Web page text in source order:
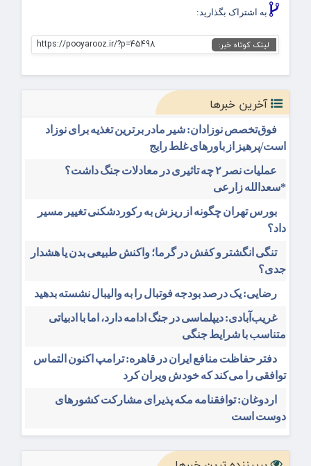
به اشتراک بگذارید:
لینک کوتاه خبر: https://pooyarooz.ir/?p=45498
آخرین خبرها
فوق‌تخصص نوزادان: شیر مادر برترین تغذیه برای نوزاد
است/پرهیز از باورهای غلط رایج
عملیات نصر ۲ چه تاثیری در معادلات جنگ داشت؟
*سعدالله زارعی
بورس تهران چگونه از ریزش به رکوردشکنی تغییر مسیر
داد؟
تنگی انگشتر و کفش در گرما؛ واکنش طبیعی بدن یا هشدار
جدی؟
رضایی: یک درصد بودجه فوتبال را به والیبال نشسته بدهید
غریب‌آبادی: دیپلماسی در جنگ ادامه دارد، اما با ادبیاتی
متناسب با شرایط جنگی
دفتر حفاظت منافع ایران در قاهره: ترامپ اکنون التماس
توافقی را می‌کند که خودش ویران کرد
اردوغان: توافقنامه مکه پذیرای مشارکت کشورهای
دوست است